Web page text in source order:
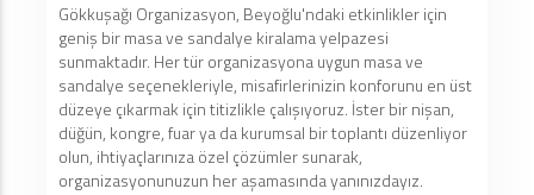
Gökkuşağı Organizasyon, Beyoğlu'ndaki etkinlikler için
geniş bir masa ve sandalye kiralama yelpazesi
sunmaktadır. Her tür organizasyona uygun masa ve
sandalye seçenekleriyle, misafirlerinizin konforunu en üst
düzeye çıkarmak için titizlikle çalışıyoruz. İster bir nişan,
düğün, kongre, fuar ya da kurumsal bir toplantı düzenliyor
olun, ihtiyaçlarınıza özel çözümler sunarak,
organizasyonunuzun her aşamasında yanınızdayız.